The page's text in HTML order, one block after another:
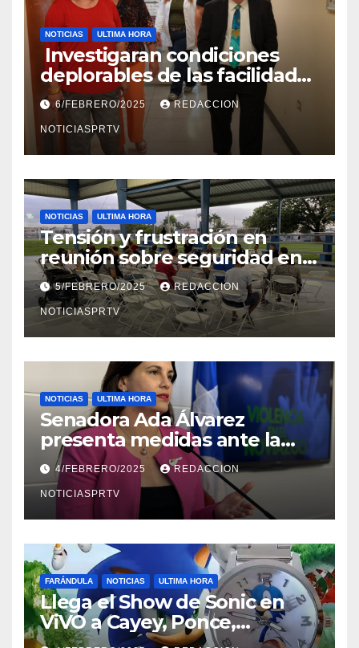
NOTICIAS ULTIMA HORA
Investigaran condiciones
deplorables de las facilidades
el Departamento de la Salud
en Mayagüez
6/FEBRERO/2025 REDACCION
NOTICIASPRTV
NOTICIAS ULTIMA HORA
Tensión y frustración en
reunión sobre seguridad en
Reparto Metropolitano
5/FEBRERO/2025 REDACCION
NOTICIASPRTV
NOTICIAS ULTIMA HORA
Senadora Ada Álvarez
presenta medidas ante la
violencia en el noviazgo
4/FEBRERO/2025 REDACCION
NOTICIASPRTV
FARÁNDULA NOTICIAS ULTIMA HORA
Llega el Show de Sonic en
ViVO a Cayey, Ponce,
Barceloneta y Humacao,